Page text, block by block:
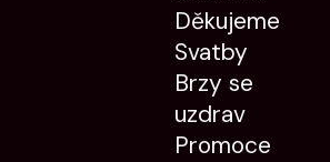
Děkujeme
Svatby
Brzy se
uzdrav
Promoce